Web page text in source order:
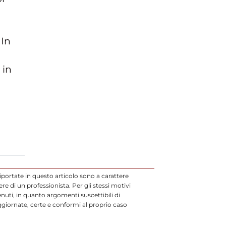
in
in questo articolo sono a carattere
di un professionista. Per gli stessi motivi
in quanto argomenti suscettibili di
certe e conformi al proprio caso